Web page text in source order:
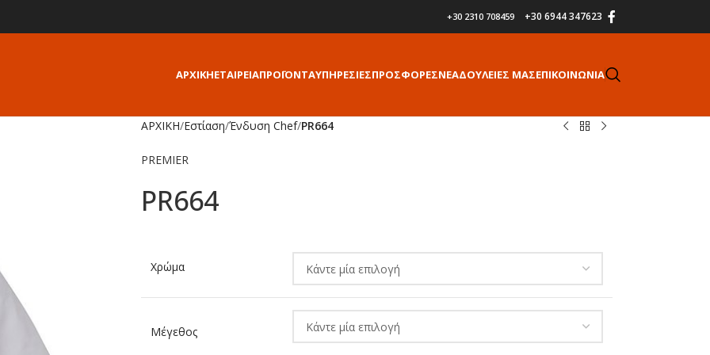
+30 2310 708459 +30 6944 347623
ΑΡΧΙΚΗΕΤΑΙΡΕΙΑΠΡΟΪΟΝΤΑΥΠΗΡΕΣΙΕΣΠΡΟΣΦΟΡΕΣΝΕΑΔΟΥΛΕΙΕΣ ΜΑΣΕΠΙΚΟΙΝΩΝΙΑ
ΑΡΧΙΚΗ/Εστίαση/Ένδυση Chef/PR664
PREMIER
PR664
Χρώμα
Μέγεθος